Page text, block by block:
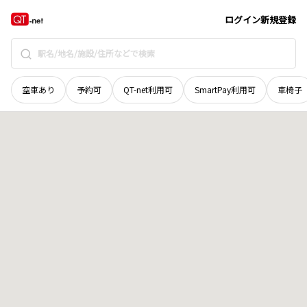
ログイン新規登録
空車あり 予約可 QT-net利用可 SmartPay利用可 車椅子
鳥取県